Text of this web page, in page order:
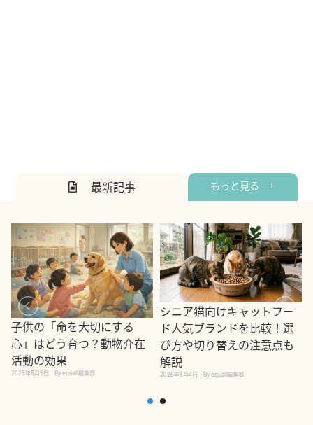
最新記事 もっと見る +
子供の「命を大切にする
心」はどう育つ？動物介在
活動の効果
2026年8月5日 By equall編集部
シニア猫向けキャットフー
ド人気ブランドを比較！選
び方や切り替えの注意点も
解説
2026年8月4日 By equall編集部